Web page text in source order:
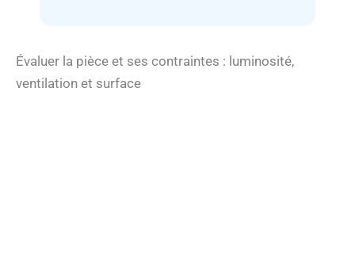
Évaluer la pièce et ses contraintes : luminosité,
ventilation et surface